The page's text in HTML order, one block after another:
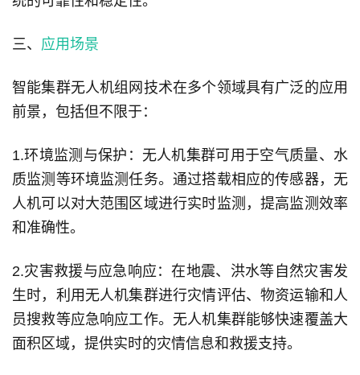
三、 应用场景
智能集群无人机组网技术在多个领域具有广泛的应用
前景，包括但不限于：
1.环境监测与保护：无人机集群可用于空气质量、水
质监测等环境监测任务。通过搭载相应的传感器，无
人机可以对大范围区域进行实时监测，提高监测效率
和准确性。
2.灾害救援与应急响应：在地震、洪水等自然灾害发
生时，利用无人机集群进行灾情评估、物资运输和人
员搜救等应急响应工作。无人机集群能够快速覆盖大
面积区域，提供实时的灾情信息和救援支持。